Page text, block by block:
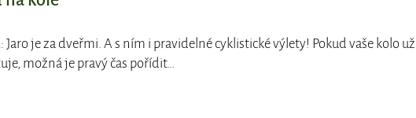
: Jaro je za dveřmi. A s ním i pravidelné cyklistické výlety! Pokud vaše kolo už
možná je pravý čas pořídit…